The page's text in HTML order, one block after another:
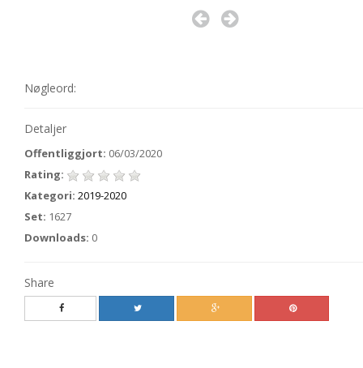
Nøgleord:
Detaljer
Offentliggjort: 06/03/2020
Rating:
Kategori: 2019-2020
Set: 1627
Downloads: 0
Share